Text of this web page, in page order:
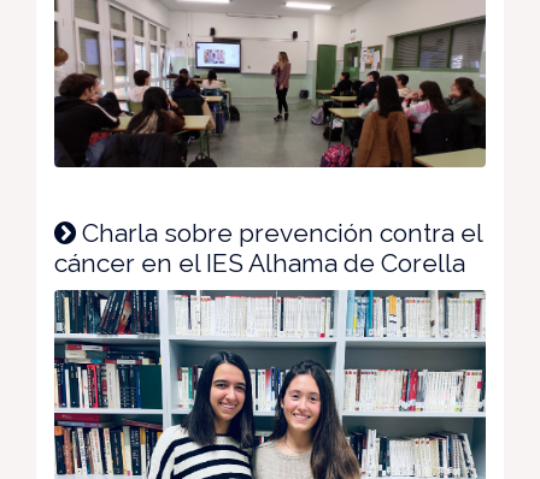
Charla sobre prevención contra el
cáncer en el IES Alhama de Corella